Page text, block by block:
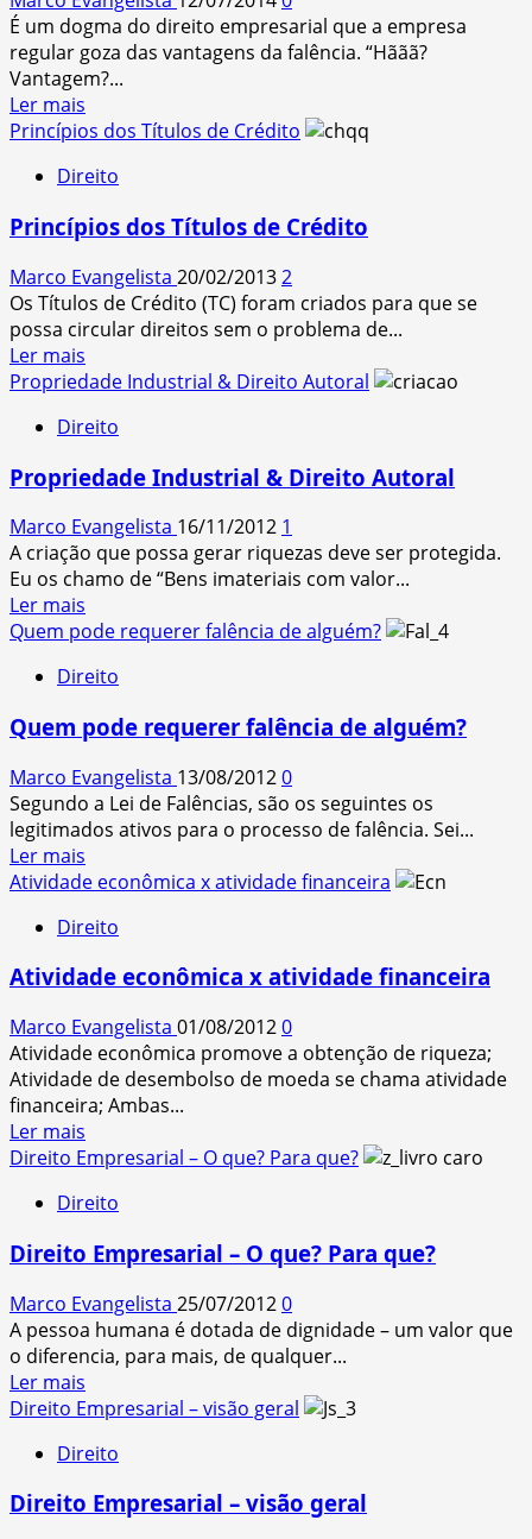
que
serve?
É um dogma do direito empresarial que a empresa
regular goza das vantagens da falência. “Hããã?
Vantagem?...
Ler mais
more
Existe
vantagem
“falência”?
[Dir.Empresarial]
Princípios dos Títulos de Crédito
Direito
Princípios dos Títulos de Crédito
Marco Evangelista 20/02/20132
Os Títulos de Crédito (TC) foram criados para que se
possa circular direitos sem o problema de...
Ler mais
more
Princípios
Títulos
Crédito
Propriedade Industrial & Direito Autoral
Direito
Propriedade Industrial & Direito Autoral
Marco Evangelista 16/11/2012 1
A criação que possa gerar riquezas deve ser protegida.
Eu os chamo de “Bens imateriais com valor...
Ler mais
more
Propriedade
&
Autoral
Quem pode requerer falência de alguém?
Direito
Quem pode requerer falência de alguém?
Marco Evangelista 13/08/20120
Segundo a Lei de Falências, são os seguintes os
legitimados ativos para o processo de falência. Sei...
Ler mais
more
Quem
requerer
de
alguém?
Atividade econômica x atividade financeira
Direito
Atividade econômica x atividade financeira
Marco Evangelista 01/08/20120
Atividade econômica promove a obtenção de riqueza;
Atividade de desembolso de moeda se chama atividade
financeira; Ambas...
Ler mais
more
Atividade
x
financeira
Direito Empresarial – O que? Para que?
Direito
Direito Empresarial – O que? Para que?
Marco Evangelista 25/07/20120
A pessoa humana é dotada de dignidade – um valor que
o diferencia, para mais, de qualquer...
Ler mais
more
Direito
–
Direito Empresarial – visão geral
Direito
Direito Empresarial – visão geral